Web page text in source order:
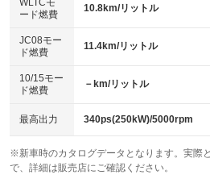
電動格納ミラー
：装備あり
：装備なし
：装備なし
パワーシート
ベンチシート
：装備なし
チップアップシート
：装備なし
：装備なし
ウォークスルー
：装備なし
WLTCモ
ード燃費
10.8km/リットル
JC08モー
ド燃費
11.4km/リットル
10/15モー
ド燃費
－km/リットル
最高出力 340ps(250kW)/5000rpm
※新車時のカタログデータとなります。実際
で、詳細は販売店にご確認ください。